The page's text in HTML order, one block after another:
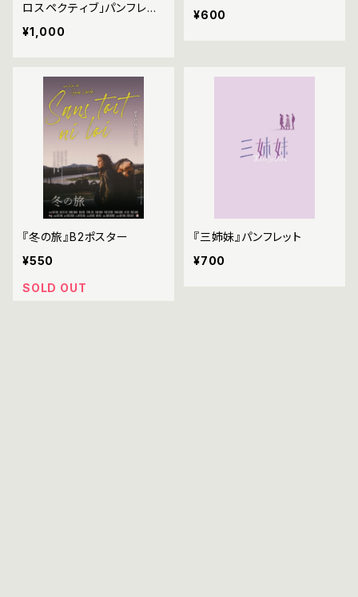
ロスペクティブ」パンフレッ
ト
¥1,000
¥600
『冬の旅』B2ポスター
¥550
SOLD OUT
『三姉妹』パンフレット
¥700